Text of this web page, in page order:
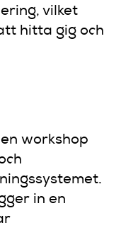
vilket
hitta gig och
workshop
in en